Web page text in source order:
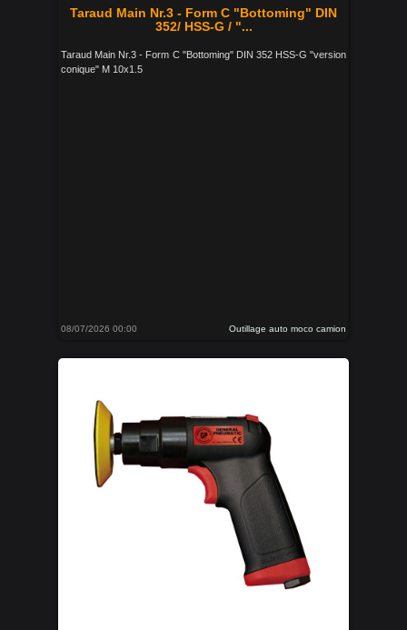
Taraud Main Nr.3 - Form C "Bottoming" DIN
352/ HSS-G / "...
Taraud Main Nr.3 - Form C "Bottoming" DIN 352 HSS-G "version
conique" M 10x1.5
08/07/2026 00:00 Outillage auto moco camion